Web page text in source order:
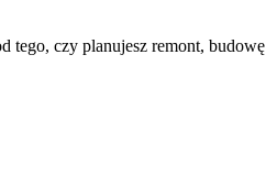
tego, czy planujesz remont,